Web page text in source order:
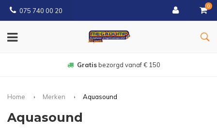
075 740 00 20
0
Gratisbezorgd vanaf € 150
Home Merken Aquasound
Aquasound